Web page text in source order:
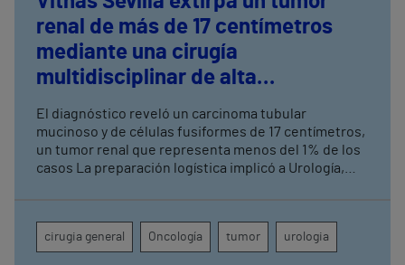
renal de más de 17 centímetros
mediante una cirugía
multidisciplinar de alta
El diagnóstico reveló un carcinoma tubular
mucinoso y de células fusiformes de 17 centímetros,
un tumor renal que representa menos del 1% de los
casos La preparación logística implicó a Urología,
cirugia general Oncología tumor urologia